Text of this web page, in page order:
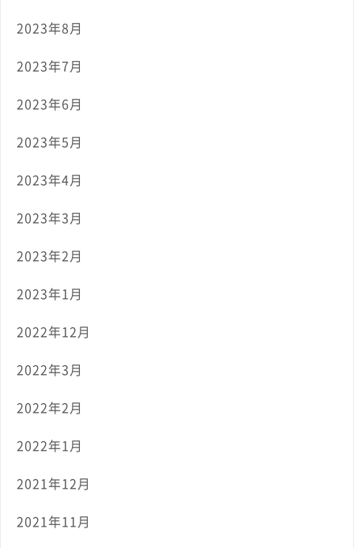
2023年8月
2023年7月
2023年6月
2023年5月
2023年4月
2023年3月
2023年2月
2023年1月
2022年12月
2022年3月
2022年2月
2022年1月
2021年12月
2021年11月